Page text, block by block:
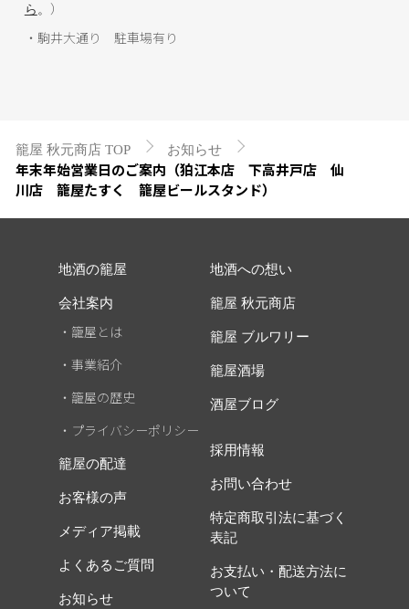
ら 。 ）
・駒井大通り 駐車場有り
籠屋 秋元商店 TOP お知らせ
年末年始営業日のご案内（狛江本店 下高井戸店 仙
川店 籠屋たすく 籠屋ビールスタンド）
地酒の籠屋
会社案内
・籠屋とは
・事業紹介
・籠屋の歴史
・プライバシーポリシー
地酒への想い
籠屋 秋元商店
籠屋 ブルワリー
籠屋酒場
酒屋ブログ
籠屋の配達
お客様の声
メディア掲載
よくあるご質問
お知らせ
採用情報
お問い合わせ
特定商取引法に基づく
表記
お支払い・配送方法に
ついて